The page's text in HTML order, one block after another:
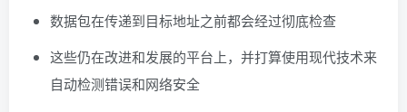
数据包在传递到目标地址之前都会经过彻底检查
这些仍在改进和发展的平台上，并打算使用现代技术来
自动检测错误和网络安全